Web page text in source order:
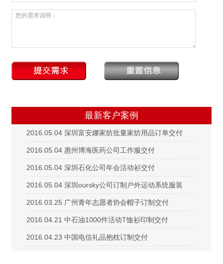
最新客户案例
2016.05.04 深圳富安娜家纺批量家纺用品订单交付
2016.05.04 惠州博海医药公司工作服交付
2016.05.04 深圳石化公司年会活动衫交付
2016.05.04 深圳oursky公司订制户外运动系统服装
2016.03.25 广州青年志愿者协会帽子订制交付
2016.04.21 中石油1000件活动T恤衫印制交付
2016.04.23 中国电信礼品抱枕订制交付